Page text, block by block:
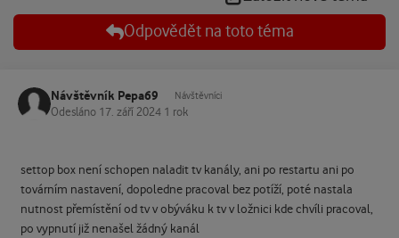
Odpovědět na toto téma
Návštěvník Pepa69 Návštěvníci
Odesláno 17. září 2024 1 rok
settop box není schopen naladit tv kanály, ani po restartu ani po
továrním nastavení, dopoledne pracoval bez potíží, poté nastala
nutnost přemístění od tv v obýváku k tv v ložnici kde chvíli pracoval,
po vypnutí již nenašel žádný kanál